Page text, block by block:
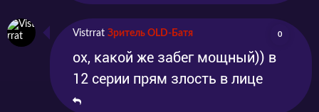
Vistrrat Зритель OLD-Батя 0
ох, какой же забег мощный)) в
12 серии прям злость в лице